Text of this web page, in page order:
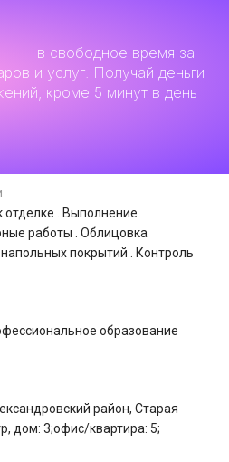
в свободное время за
и услуг. Получай деньги
кроме 5 минут в день
отделке . Выполнение
работы . Облицовка
покрытий . Контроль
образование
район, Старая
дом: 3;офис/квартира: 5;